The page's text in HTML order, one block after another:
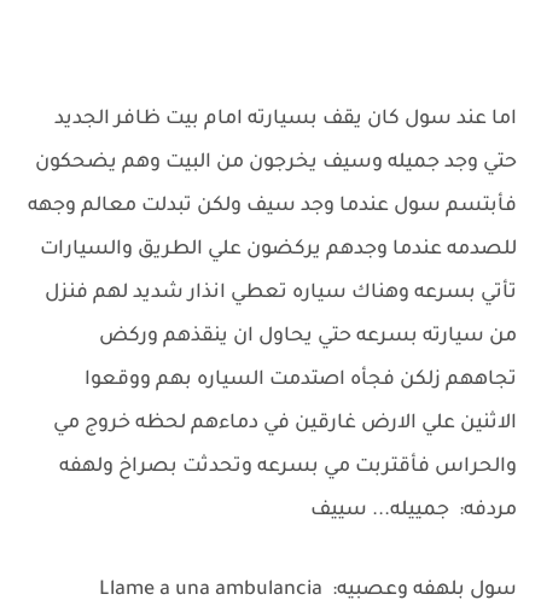
اما عند سول كان يقف بسيارته امام بيت ظافر الجديد
حتي وجد جميله وسيف يخرجون من البيت وهم يضحكون
فأبتسم سول عندما وجد سيف ولكن تبدلت معالم وجهه
للصدمه عندما وجدهم يركضون علي الطريق والسيارات
تأتي بسرعه وهناك سياره تعطي انذار شديد لهم فنزل
من سيارته بسرعه حتي يحاول ان ينقذهم وركض
تجاههم زلكن فجأه اصتدمت السياره بهم ووقعوا
الاثنين علي الارض غارقين في دماءهم لحظه خروج مي
والحراس فأقتربت مي بسرعه وتحدثت بصراخ ولهفه
مردفه: جمييله... سييف
سول بلهفه وعصبيه: Llame a una ambulancia